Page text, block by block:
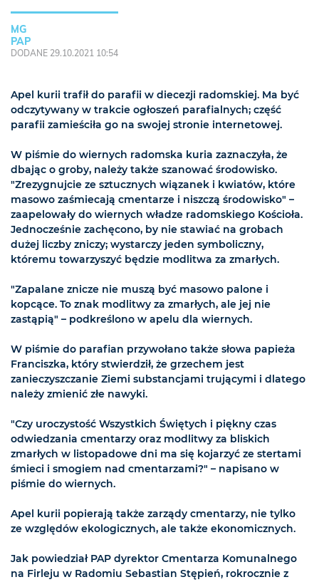
MG
PAP
DODANE 29.10.2021 10:54
Apel kurii trafił do parafii w diecezji radomskiej. Ma być
odczytywany w trakcie ogłoszeń parafialnych; część
parafii zamieściła go na swojej stronie internetowej.
W piśmie do wiernych radomska kuria zaznaczyła, że
dbając o groby, należy także szanować środowisko.
"Zrezygnujcie ze sztucznych wiązanek i kwiatów, które
masowo zaśmiecają cmentarze i niszczą środowisko" –
zaapelowały do wiernych władze radomskiego Kościoła.
Jednocześnie zachęcono, by nie stawiać na grobach
dużej liczby zniczy; wystarczy jeden symboliczny,
któremu towarzyszyć będzie modlitwa za zmarłych.
"Zapalane znicze nie muszą być masowo palone i
kopcące. To znak modlitwy za zmarłych, ale jej nie
zastąpią" – podkreślono w apelu dla wiernych.
W piśmie do parafian przywołano także słowa papieża
Franciszka, który stwierdził, że grzechem jest
zanieczyszczanie Ziemi substancjami trującymi i dlatego
należy zmienić złe nawyki.
"Czy uroczystość Wszystkich Świętych i piękny czas
odwiedzania cmentarzy oraz modlitwy za bliskich
zmarłych w listopadowe dni ma się kojarzyć ze stertami
śmieci i smogiem nad cmentarzami?" – napisano w
piśmie do wiernych.
Apel kurii popierają także zarządy cmentarzy, nie tylko
ze względów ekologicznych, ale także ekonomicznych.
Jak powiedział PAP dyrektor Cmentarza Komunalnego
na Firleju w Radomiu Sebastian Stępień, rokrocznie z